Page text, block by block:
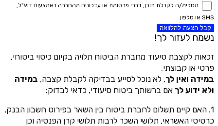
מסכימ/ה לקבלת תוכן, דברי פרסומת או עדכונים מהחברה באמצעות דוא"ל,
SMS או טלפון
קבל הצעה להלוואה
נשמח לעזור לך!
זכאות לקצבת סיעוד מחברת הביטוח תלויה בקיום כיסוי ביטוחי,
פרטי או קבוצתי.
במידה ואין לך, לא נוכל לסייע בבדיקה לקבלת קצבה, במידה
ולא ידוע לך אם ברשותך ביטוח סיעודי, כדאי לבדוק:
1. האם קיים תשלום לחברת ביטוח בין השאר בפירוט חשבון הבנק,
כרטיסי האשראי, תלושי השכר לרבות תלושי קרן הפנסיה וכן